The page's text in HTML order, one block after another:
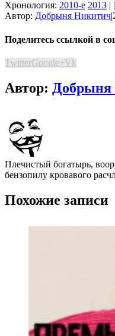
Хронология: 2010-е 2013 | |
Автор: Добрыня Никитич|
Поделитесь ссылкой в
TwitterGoogle+Vk
Автор:
Плечистый богатырь,
бензопилу кровавого
Похожие записи